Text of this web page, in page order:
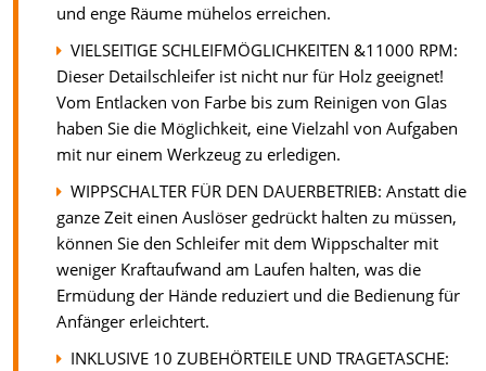
und enge Räume mühelos erreichen.
VIELSEITIGE SCHLEIFMÖGLICHKEITEN &11000 RPM:
Dieser Detailschleifer ist nicht nur für Holz geeignet!
Vom Entlacken von Farbe bis zum Reinigen von Glas
haben Sie die Möglichkeit, eine Vielzahl von Aufgaben
mit nur einem Werkzeug zu erledigen.
WIPPSCHALTER FÜR DEN DAUERBETRIEB: Anstatt die
ganze Zeit einen Auslöser gedrückt halten zu müssen,
können Sie den Schleifer mit dem Wippschalter mit
weniger Kraftaufwand am Laufen halten, was die
Ermüdung der Hände reduziert und die Bedienung für
Anfänger erleichtert.
INKLUSIVE 10 ZUBEHÖRTEILE UND TRAGETASCHE: